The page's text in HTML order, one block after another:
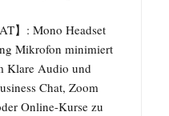
】: Mono Headset
Mikrofon minimiert
Klare Audio und
Chat, Zoom
Online-Kurse zu